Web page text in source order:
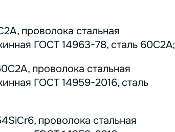
проволока стальная
ГОСТ 14963-78, сталь 60С2А;
проволока стальная
ГОСТ 14959-2016, сталь
проволока стальная